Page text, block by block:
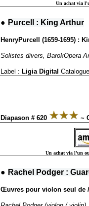
Un achat via
● Purcell : King Arthur
HenryPurcell (1659-1695) :
Solistes divers, BarokOpera
Label : Ligia Digital
Diapason # 620 ~
Un achat via l'un
● Rachel Podger :
Œuvres pour violon seul de